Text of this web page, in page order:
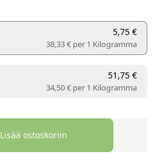
5,75 €
38,33 € per 1 Kilogramma
51,75 €
34,50 € per 1 Kilogramma
Lisää ostoskoriin